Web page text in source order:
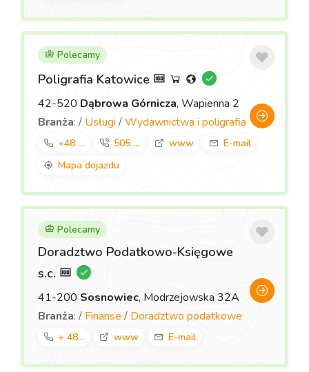
Polecamy
Poligrafia Katowice
42-520 Dąbrowa Górnicza, Wapienna 2
Branża: / Usługi /Wydawnictwa i poligrafia
+48 ... 505 ... www
E-mail
Mapa dojazdu
Polecamy
Doradztwo Podatkowo-Księgowe
s.c.
41-200 Sosnowiec, Modrzejowska 32A
Branża: / Finanse / Doradztwo podatkowe
+ 48... www E-mail